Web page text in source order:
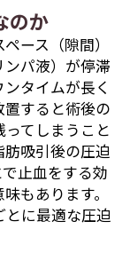
のか
ース（隙間）
パ液）が停滞
タイムが長く
すると術後の
てしまうこと
吸引後の圧迫
止血をする効
もあります。
とに最適な圧迫